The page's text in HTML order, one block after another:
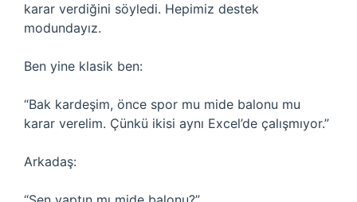
karar verdiğini söyledi. Hepimiz destek
modundayız.
Ben yine klasik ben:
“Bak kardeşim, önce spor mu mide balonu mu
karar verelim. Çünkü ikisi aynı Excel’de çalışmıyor.”
Arkadaş: